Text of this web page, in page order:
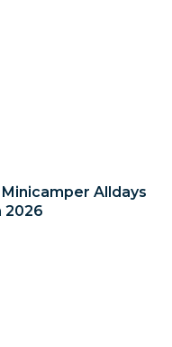
Alldays
2026